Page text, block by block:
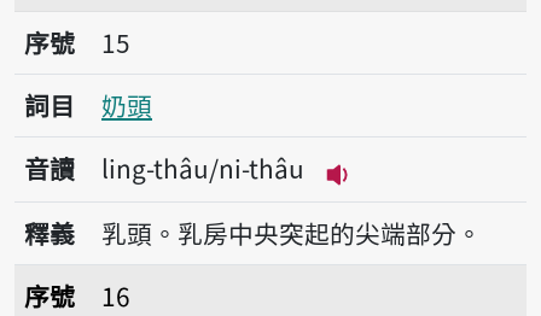
序號15奶頭
序號
15
詞目
奶頭
音讀
ling-thâu/ni-thâu
播放音讀ling-
釋義
乳頭。乳房中央突起的尖端部分。
序號16奶喙仔
序號
16